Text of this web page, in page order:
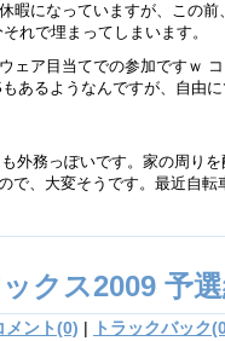
暇になっていますが、この前
れで埋まってしまいます。
ェア目当てでの参加ですｗ
あるようなんですが、自由
外務っぽいです。家の周り
で、大変そうです。最近自転
クス2009 予
メント(0) | トラックバック